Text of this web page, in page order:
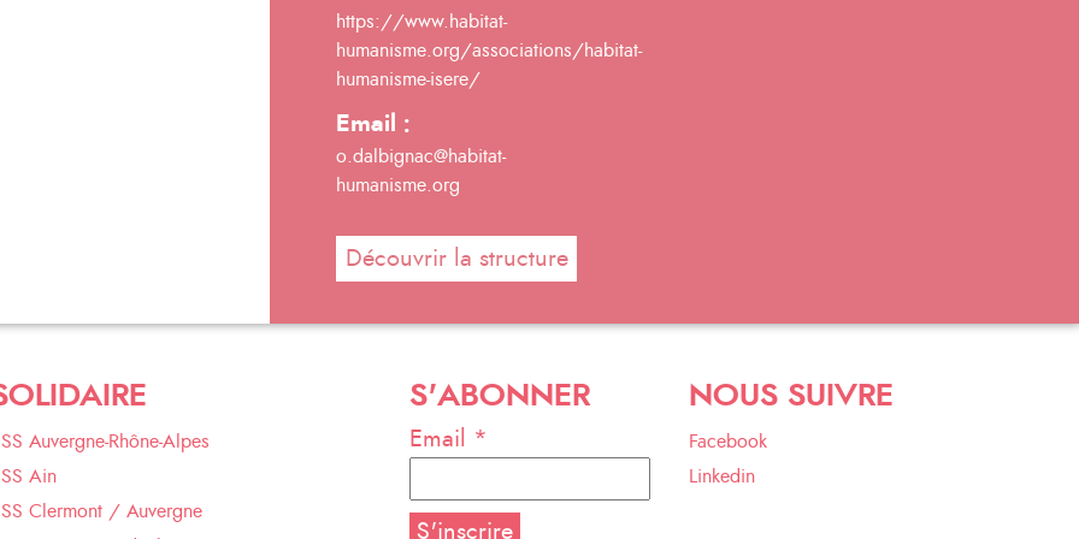
https://www.habitat-
humanisme.org/associations/habitat-
humanisme-isere/
Email :
o.dalbignac@habitat-
humanisme.org
Découvrir la structure
Auvergne-Rhône-Alpes
Ain
Clermont / Auvergne
S'ABONNER
Email *
NOUS SUIVRE
Facebook
Linkedin